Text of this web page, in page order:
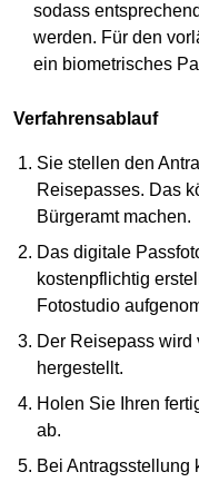
sodass
werden. Für den
ein biometrisches
Verfahrensablauf
Sie stellen den
Reisepasses. Das
Bürgeramt machen.
Das digitale
kostenpflichtig
Fotostudio
Der Reisepass wird
hergestellt.
Holen Sie Ihren
ab.
Bei Antragsstellung